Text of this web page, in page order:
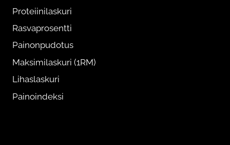
Proteiinilaskuri
Rasvaprosentti
Painonpudotus
Maksimilaskuri (1RM)
Lihaslaskuri
Painoindeksi